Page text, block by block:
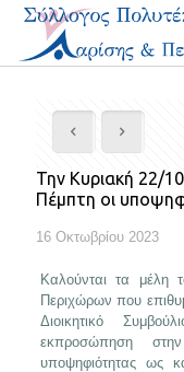
Την Κυριακή 22/
Πέμπτη οι
16 Οκτωβρίου 2023
Καλούνται τα μέλη
Περιχώρων που
Διοικητικό
εκπροσώπηση
υποψηφιότητας ως